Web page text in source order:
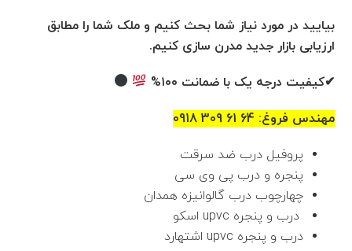
بیایید در مورد نیاز شما بحث کنیم و ملک شما را مطابق
ارزیابی بازار جدید مدرن سازی کنیم.
✔کیفیت درجه یک با ضمانت ۱۰۰%
مهندس فروغ: 64 61 309 0918
پروفیل درب ضد سرقت
پنجره و درب پی وی سی
چهارچوب درب گالوانیزه همدان
درب و پنجره upvc اسکو
درب و پنجره upvc اشتهارد